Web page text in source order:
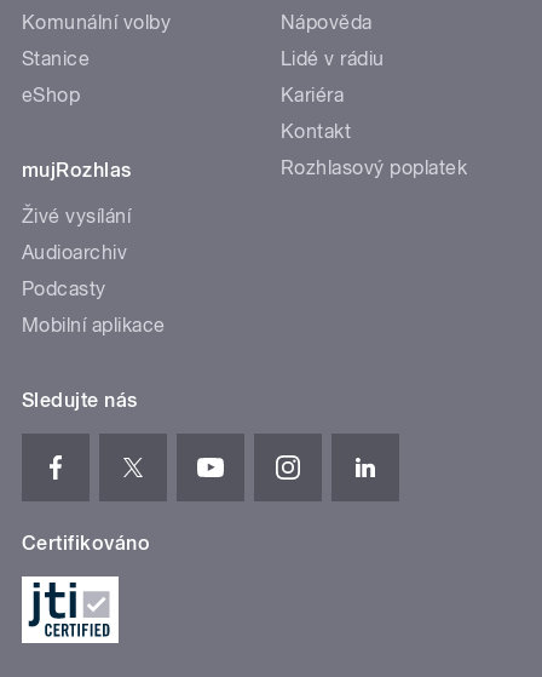
Komunální volby
Stanice
eShop
mujRozhlas
Živé vysílání
Audioarchiv
Podcasty
Mobilní aplikace
Nápověda
Lidé v rádiu
Kariéra
Kontakt
Rozhlasový poplatek
Sledujte nás
Certifikováno